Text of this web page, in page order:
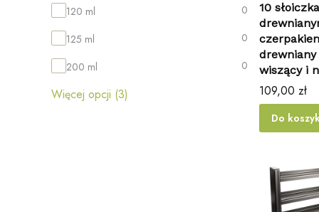
120 ml 0
125 ml 0
200 ml 0
Więcej opcji (3)
10
wiszący i
Cena
109,00 zł
Do